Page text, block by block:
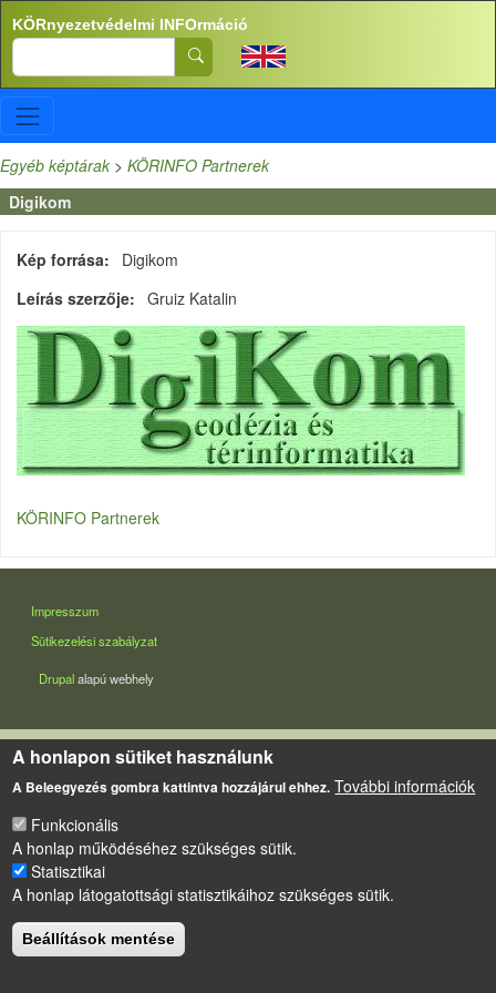
Ugrás a tartalomra
KÖRnyezetvédelmi INFOrmáció
Search
Egyéb képtárak > KÖRINFO Partnerek
Digikom
Kép forrása
Digikom
Leírás szerzője
Gruiz Katalin
KÖRINFO Partnerek
LÁBLÉC
Impresszum
Sütikezelési szabályzat
Drupalalapú webhely
A honlapon sütiket használunk
A Beleegyezés gombra kattintva hozzájárul ehhez. További információk
Funkcionális
A honlap működéséhez szükséges sütik.
Statisztikai
A honlap látogatottsági statisztikáihoz szükséges sütik.
Beállítások mentése